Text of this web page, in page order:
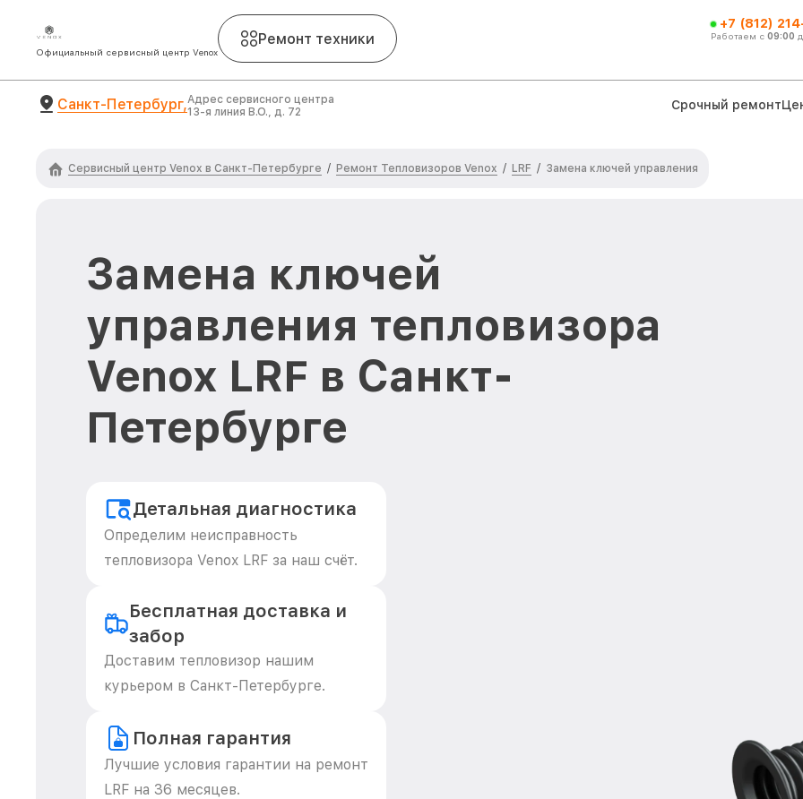
Официальный сервисный центр Venox
Ремонт техники
+7 (812)
Работаем с 09:00
Санкт-Петербург,Адрес сервисного центра
13-я линия В.О., д. 72
Срочный ремонт
Сервисный центр Venox в Санкт-Петербурге / Ремонт Тепловизоров Venox / LRF / Замена ключей управления
Замена ключей
управления тепловизора
Venox LRF в Санкт-
Петербурге
Детальная диагностика
Определим неисправность
тепловизора Venox LRF за наш счёт.
Бесплатная доставка и
забор
Доставим тепловизор нашим
курьером в Санкт-Петербурге.
Полная гарантия
Лучшие условия гарантии на ремонт
LRF на 36 месяцев.